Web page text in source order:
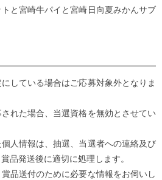
と宮崎牛パイと宮崎日向夏みかんサブ
している場合はご応募対象外となりま
れた場合、当選資格を無効とさせてい
人情報は、抽選、当選者への連絡及び
品発送後に適切に処理します。
品送付のために必要な情報をお伺いし